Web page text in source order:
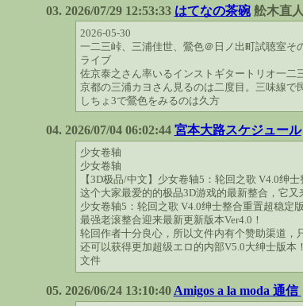
2026/07/29 12:53:33 はてなの茶碗 舩木直
2026-05-30
一二三峠、三浦佳世、鶯色＠日ノ出町試聴室そ
ライブ
佐京泰之さん率いるインストギタートリオ一二
京都の三浦カヨさん見るのは二度目。三味線で
しちょ3で鶯色をみるのは久方
2026/07/04 06:02:44 宮本大路スケジュール
少女卷轴
少女卷轴
【3D极品/中文】少女卷轴5：轮回之歌 V4.0绅
这个大家最爱的的极品3D游戏的最新整合，它又
少女卷轴5：轮回之歌 V4.0绅士整合重置超稳定
最强老滚整合迎来最新更新版本Ver4.0！
轮回作者十分良心，所以文件内有个赞助渠道，
还可以获得更加超级エロ的内部V5.0大绅士版本！
文件
2026/06/24 13:10:40 Amigos a la moda 通信